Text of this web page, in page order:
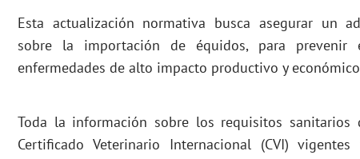
Esta actualización normativa busca asegurar un
sobre la importación de équidos, para
enfermedades de alto impacto productivo y
Toda la información sobre los requisitos sanitarios
Certificado Veterinario Internacional (CVI)